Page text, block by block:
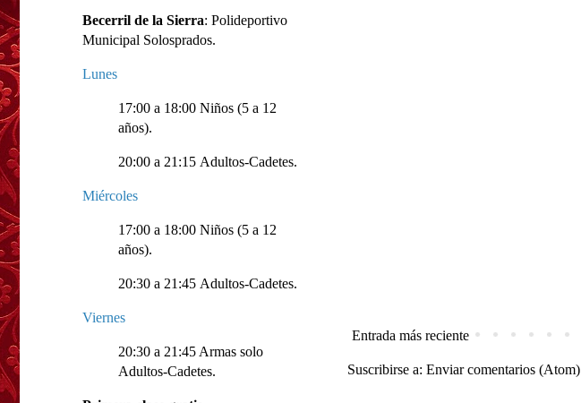
Entrada más reciente
Suscribirse a: Enviar comentarios (Atom)
Becerril de la Sierra: Polideportivo
Municipal Solosprados.
Lunes
17:00 a 18:00 Niños (5 a 12
años).
20:00 a 21:15 Adultos-Cadetes.
Miércoles
17:00 a 18:00 Niños (5 a 12
años).
20:30 a 21:45 Adultos-Cadetes.
Viernes
20:30 a 21:45 Armas solo
Adultos-Cadetes.